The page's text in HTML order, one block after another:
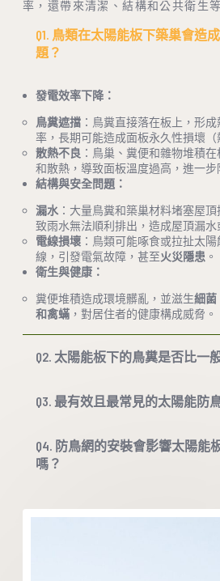
率，還帶來清潔、結構和公共衛生
Q1. 鳥類在太陽能板下築巢會造
題？
發電效率下降：
鳥糞遮擋 ：鳥糞直接落在板上，形
率，長期可能造成面板永久性損壞（
散熱不良 ：鳥巢、糞便和雜物堆積
和散熱，導致面板溫度過高，進一步
結構與安全問題：
漏水 ：大量鳥糞和築巢材料堵塞屋
致雨水無法順利排出，造成屋頂漏水
電線損壞 ：鳥類可能啄食或拉扯太
線，引發電氣故障，甚至火災隱患 。
衛生與健康：
糞便堆積造成環境髒亂，並滋生細菌
和禽蟎 ，對居住者的健康構成威脅。
Q2. 太陽能板下的鳥糞是否比一
Q3. 最有效且最常見的太陽能防
Q4. 防鳥網的安裝會影響太陽能
嗎？